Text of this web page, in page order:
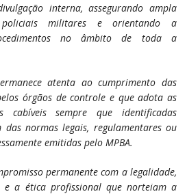
interna, assegurando ampla
militares e orientando a
no âmbito de toda a
atenta ao cumprimento das
órgãos de controle e que adota as
cabíveis sempre que identificadas
das normas legais, regulamentares ou
emitidas pelo MPBA.
permanente com a legalidade,
e a ética profissional que norteiam a